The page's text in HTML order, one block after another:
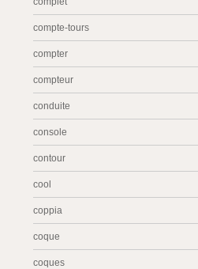
compte-tours
compter
compteur
conduite
console
contour
cool
coppia
coque
coques